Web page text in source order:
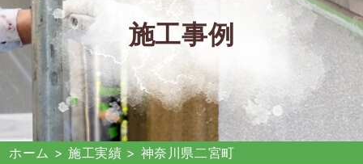
施工事例
ホーム >施工実績 > 神奈川県二宮町